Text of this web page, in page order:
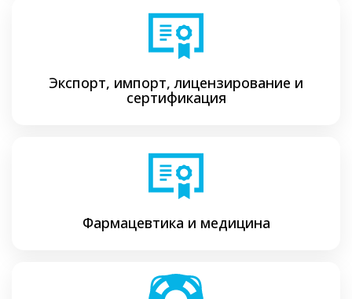
Экспорт, импорт, лицензирование и
сертификация
Фармацевтика и медицина